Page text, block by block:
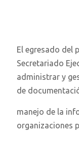
El egresado del
Secretariado
administrar y
de
manejo de la
organizaciones